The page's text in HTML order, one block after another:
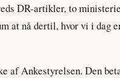
DR-artikler, to
at nå dertil, hvor vi i dag
af Ankestyrelsen. Den